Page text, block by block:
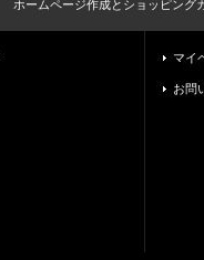
ホームページ作成とショッピング
マイ
お問